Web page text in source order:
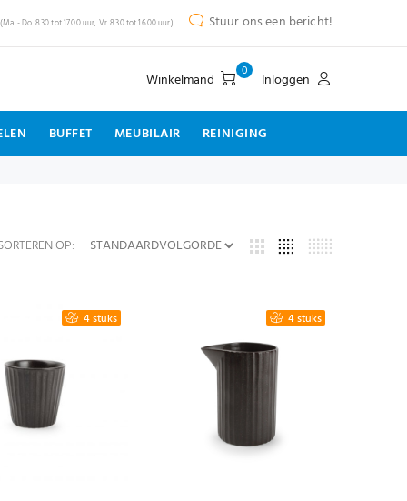
(Ma. - Do. 8.30 tot 17.00 uur, Vr. 8.30 tot 16.00 uur) Stuur ons een bericht!
Winkelmand 0 Inloggen
BUFFET MEUBILAIR REINIGING
OP:
4 stuks 4 stuks